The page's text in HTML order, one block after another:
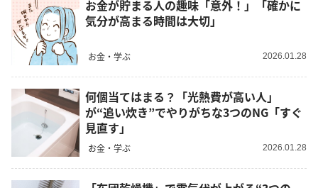
お金が貯まる人の趣味「意外！」「確かに
気分が高まる時間は大切」
お金・学ぶ 2026.01.28
何個当てはまる？「光熱費が高い人」
が“追い炊き”でやりがちな3つのNG「すぐ
見直す」
お金・学ぶ 2026.01.28